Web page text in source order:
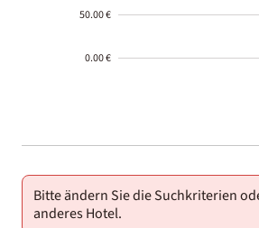
50.00 €
0.00 €
01-02
Bitte ändern Sie die Suchkriterien
anderes Hotel.